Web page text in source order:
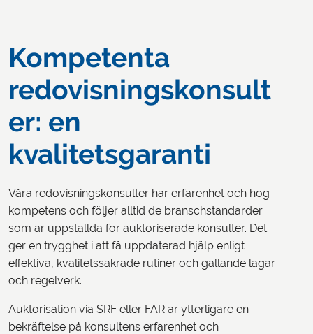
Kompetenta
redovisningskonsult
er: en
kvalitetsgaranti
Våra redovisningskonsulter har erfarenhet och hög
kompetens och följer alltid de branschstandarder
som är uppställda för auktoriserade konsulter. Det
ger en trygghet i att få uppdaterad hjälp enligt
effektiva, kvalitetssäkrade rutiner och gällande lagar
och regelverk.
Auktorisation via SRF eller FAR är ytterligare en
bekräftelse på konsultens erfarenhet och